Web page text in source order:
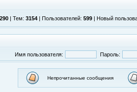
| Тем: 3154 | Пользователей: 599 | Новый
Имя пользователя: Пароль:
Непрочитанные сообщения